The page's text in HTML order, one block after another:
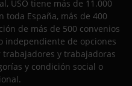
USO tiene más de 11.000
España, más de 400
de más de 500 convenios
independiente de opciones
y trabajadoras
y condición social o